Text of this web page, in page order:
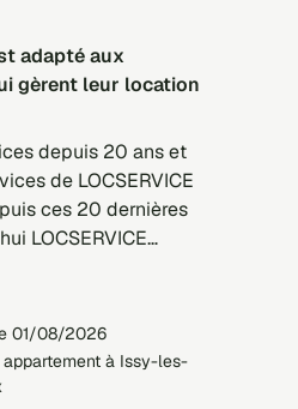
gèrent leur location
depuis 20 ans et
de LOCSERVICE
ces 20 dernières
LOCSERVICE
mieux
Le problème,
qui
et qui
01/08/2026
appartement à Issy-les-